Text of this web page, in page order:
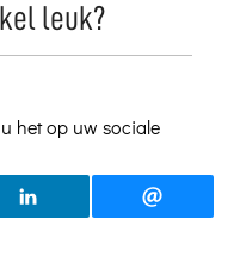
leuk?
het op uw sociale